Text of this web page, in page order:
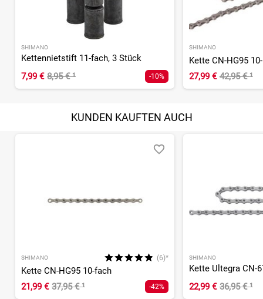
SHIMANO
Kettennietstift 11-fach, 3 Stück
7,99 € 8,95 €¹ -10%
SHIMANO
Kette CN-HG95
27,99 € 42,95 €¹
KUNDEN KAUFTEN AUCH
SHIMANO (6)*
Kette CN-HG95 10-fach
21,99 € 37,95 €¹ -42%
SHIMANO
Kette Ultegra CN-
22,99 € 36,95 €¹